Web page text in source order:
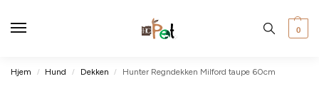
0
Hjem / Hund / Dekken / Hunter Regndekken Milford taupe 60cm